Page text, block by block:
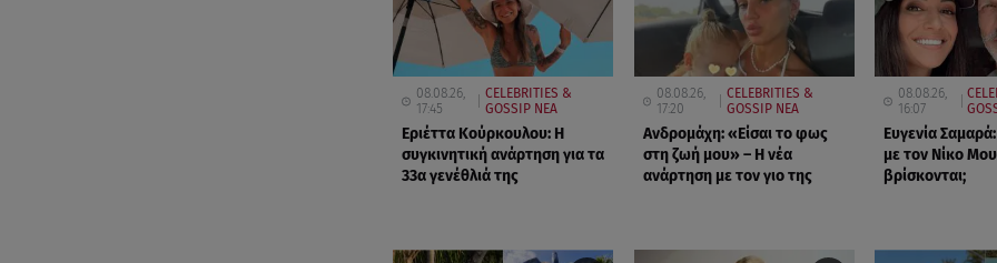
08.08.26,
17:45
CELEBRITIES &
GOSSIP ΝΕΑ
Εριέττα Κούρκουλου: Η
συγκινητική ανάρτηση για τα
33α γενέθλιά της
08.08.26,
17:20
CELEBRITIES &
GOSSIP ΝΕΑ
Ανδρομάχη: «Είσαι το φως
στη ζωή μου» – Η νέα
ανάρτηση με τον γιο της
08.08.26,
16:07
Ευγενία
με τον Νίκο
βρίσκονται;